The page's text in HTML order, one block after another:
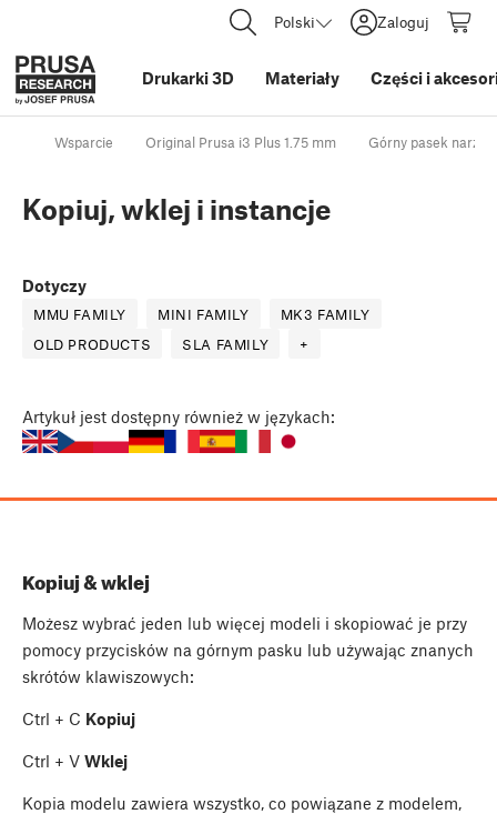
Polski Zaloguj
Drukarki 3D Materiały Części i
Wsparcie Original Prusa i3 Plus 1.75 mm Górny pasek
Kopiuj, wklej i instancje
Dotyczy
MMU FAMILY MINI FAMILY
MK3 FAMILY
OLD PRODUCTS
SLA FAMILY +
Artykuł jest dostępny również w językach:
Kopiuj & wklej
Możesz wybrać jeden lub więcej modeli i skopiować je przy
pomocy przycisków na górnym pasku lub używając znanych
skrótów klawiszowych:
Ctrl + C Kopiuj
Ctrl + V Wklej
Kopia modelu zawiera wszystko, co powiązane z modelem,